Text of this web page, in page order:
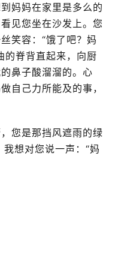
妈妈在家里是多么的
见您坐在沙发上。您
笑容：“饿了吧？妈
的脊背直起来，向厨
鼻子酸溜溜的。心
自己力所能及的事，
您是那挡风遮雨的绿
想对您说一声：“妈